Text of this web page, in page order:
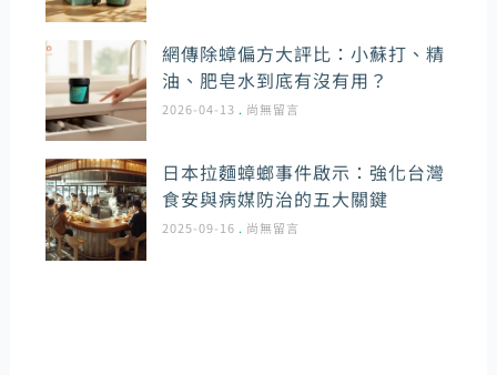
網傳除蟑偏方大評比：小蘇打、精
油、肥皂水到底有沒有用？
2026-04-13 尚無留言
日本拉麵蟑螂事件啟示：強化台灣
食安與病媒防治的五大關鍵
2025-09-16 尚無留言